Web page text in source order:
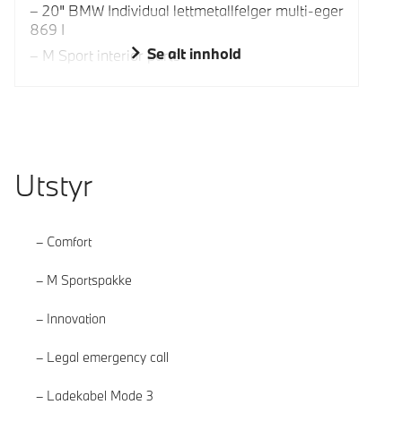
20" BMW Individual lettmetallfelger multi-eger
869 I
M Sport interior partsSe alt innhold
Utstyr
Comfort
M Sportspakke
Innovation
Legal emergency call
Ladekabel Mode 3